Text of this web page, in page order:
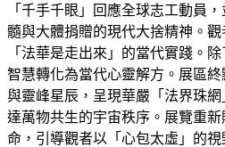
「千手千眼」回應全球志工動員
髓與大體捐贈的現代大捨精神。
「法華是走出來」的當代實踐。
智慧轉化為當代心靈解方。展區
與靈峰星辰，呈現華嚴「法界珠
達萬物共生的宇宙秩序。展覽重
命，引導觀者以「心包太虛」的